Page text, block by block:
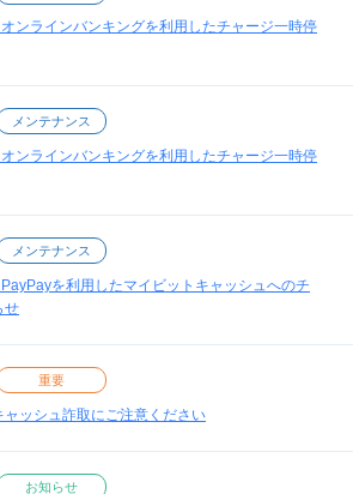
ンラインバンキングを利用したチャージ一時停
メンテナンス
ンラインバンキングを利用したチャージ一時停
メンテナンス
を利用したマイビットキャッシュへのチ
せ
重要
ッシュ詐取にご注意ください
お知らせ